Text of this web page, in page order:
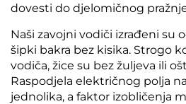
dovesti do djelomičnog
Naši zavojni vodiči izrađeni su
šipki bakra bez kisika. Strogo
vodiča, žice su bez žuljeva ili
Raspodjela električnog polja
jednolika, a faktor izobličenja